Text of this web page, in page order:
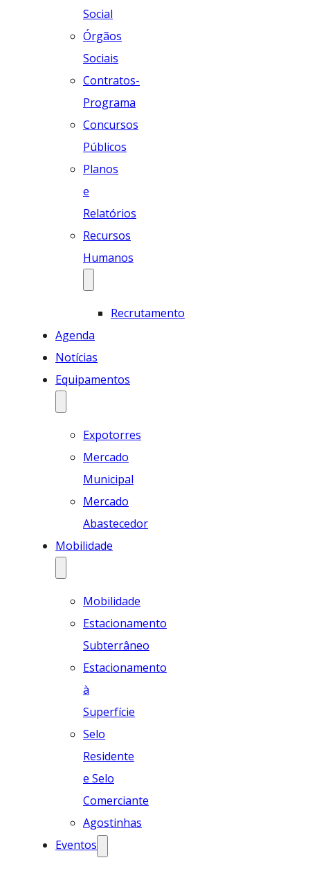
Social
Órgãos
Sociais
Contratos-
Programa
Concursos
Públicos
Planos
e
Relatórios
Recursos
Humanos
Recrutamento
Agenda
Notícias
Equipamentos
Expotorres
Mercado
Municipal
Mercado
Abastecedor
Mobilidade
Mobilidade
Estacionamento
Subterrâneo
Estacionamento
à
Superfície
Selo
Residente
e Selo
Comerciante
Agostinhas
Eventos